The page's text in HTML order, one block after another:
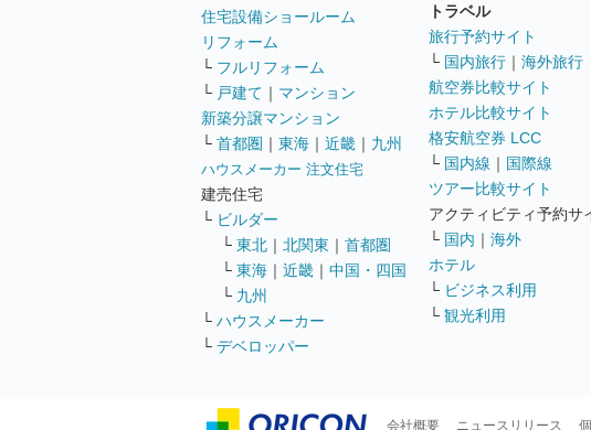
住宅設備ショールーム
リフォーム
└ フルリフォーム
└ 戸建て ｜ マンション
新築分譲マンション
└ 首都圏 ｜ 東海 ｜ 近畿 ｜ 九州
ハウスメーカー 注文住宅
建売住宅
└ ビルダー
└ 東北 ｜ 北関東 ｜ 首都圏
└ 東海 ｜ 近畿 ｜ 中国・四国
└ 九州
└ ハウスメーカー
└ デベロッパー
トラベル
旅行予約サイト
└ 国内旅行 ｜ 海外旅行
航空券比較サイト
ホテル比較サイト
格安航空券 LCC
└ 国内線 ｜ 国際線
ツアー比較サイト
アクティビティ予約サ
└ 国内 ｜ 海外
ホテル
└ ビジネス利用
└ 観光利用
会社概要 ニュースリリース